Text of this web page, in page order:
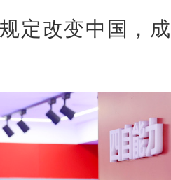
定改变中国，